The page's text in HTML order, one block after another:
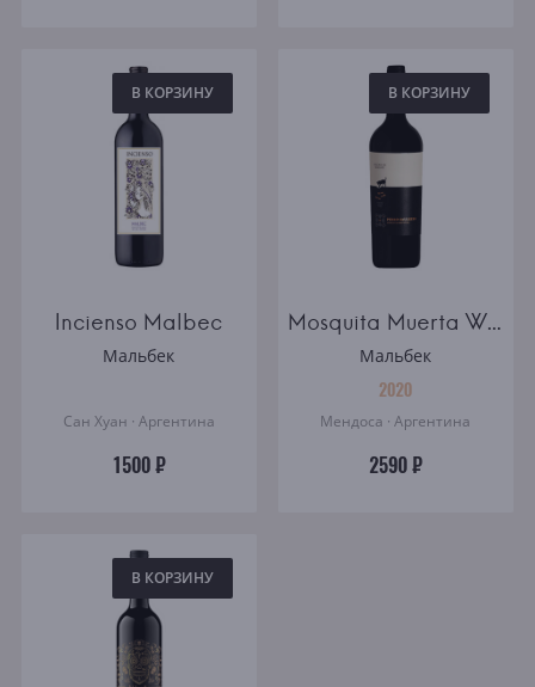
В КОРЗИНУ
Incienso Malbec
Мальбек
Сан Хуан · Аргентина
1500 ₽
В КОРЗИНУ
Mosquita Muerta Wines Perro Callejero Blend de Malbec Mendoza
Мальбек
2020
Мендоса · Аргентина
2590 ₽
В КОРЗИНУ